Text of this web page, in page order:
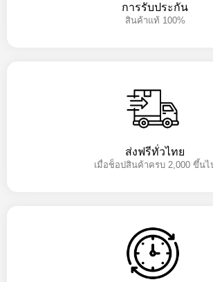
การรับประกัน
สินค้าแท้ 100%
ส่งฟรีทั่วไทย
เมื่อช็อปสินค้าครบ 2,000 ขึ้นไป